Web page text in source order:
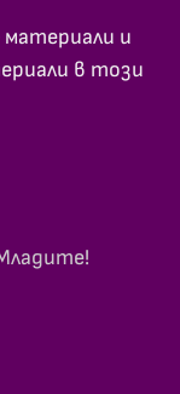
и
в този